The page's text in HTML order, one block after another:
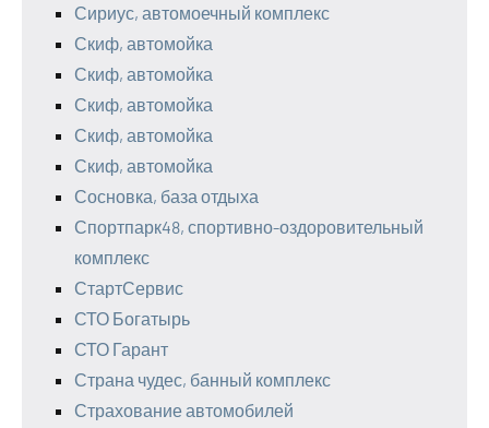
Сириус, автомоечный комплекс
Скиф, автомойка
Скиф, автомойка
Скиф, автомойка
Скиф, автомойка
Скиф, автомойка
Сосновка, база отдыха
Спортпарк48, спортивно-оздоровительный
комплекс
СтартСервис
СТО Богатырь
СТО Гарант
Страна чудес, банный комплекс
Страхование автомобилей